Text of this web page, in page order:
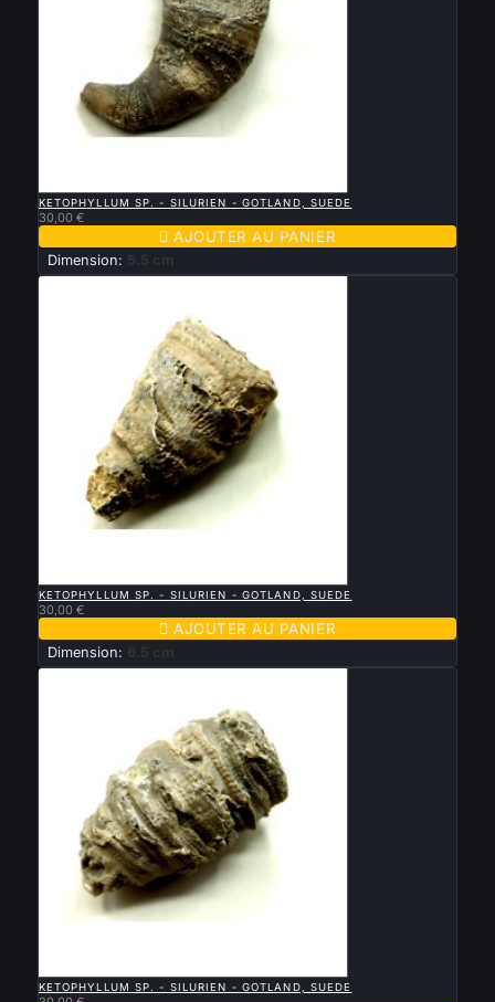
KETOPHYLLUM SP. - SILURIEN - GOTLAND, SUEDE
30,00 €
 AJOUTER AU PANIER
Dimension: 5.5 cm
KETOPHYLLUM SP. - SILURIEN - GOTLAND, SUEDE
30,00 €
 AJOUTER AU PANIER
Dimension: 6.5 cm
KETOPHYLLUM SP. - SILURIEN - GOTLAND, SUEDE